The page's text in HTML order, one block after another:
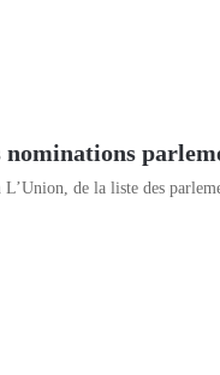
de la liste des